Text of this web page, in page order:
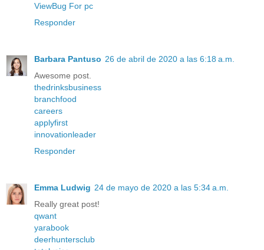
ViewBug For pc
Responder
Barbara Pantuso 26 de abril de 2020 a las 6:18 a.m.
Awesome post.
thedrinksbusiness
branchfood
careers
applyfirst
innovationleader
Responder
Emma Ludwig 24 de mayo de 2020 a las 5:34 a.m.
Really great post!
qwant
yarabook
deerhuntersclub